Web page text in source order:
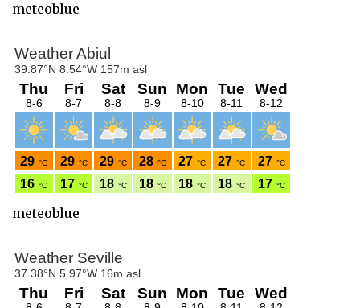
meteoblue
meteoblue